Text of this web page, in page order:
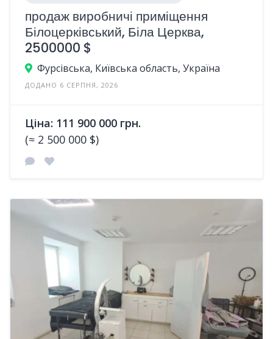
продаж виробничі приміщення
Білоцерківський, Біла Церква,
2500000 $
Фурсівська, Київська область, Україна
ДОДАНО 6 СЕРПНЯ, 2026
Ціна: 111 900 000 грн.
(≈ 2 500 000 $)